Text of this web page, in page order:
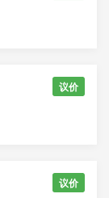
议价
议价